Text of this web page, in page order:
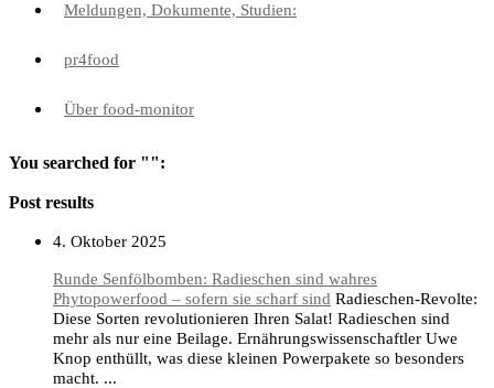
Meldungen, Dokumente, Studien:
pr4food
Über food-monitor
You searched for "":
Post results
4. Oktober 2025
Runde Senfölbomben: Radieschen sind wahres
Phytopowerfood – sofern sie scharf sind Radieschen-Revolte:
Diese Sorten revolutionieren Ihren Salat! Radieschen sind
mehr als nur eine Beilage. Ernährungswissenschaftler Uwe
Knop enthüllt, was diese kleinen Powerpakete so besonders
macht. ...